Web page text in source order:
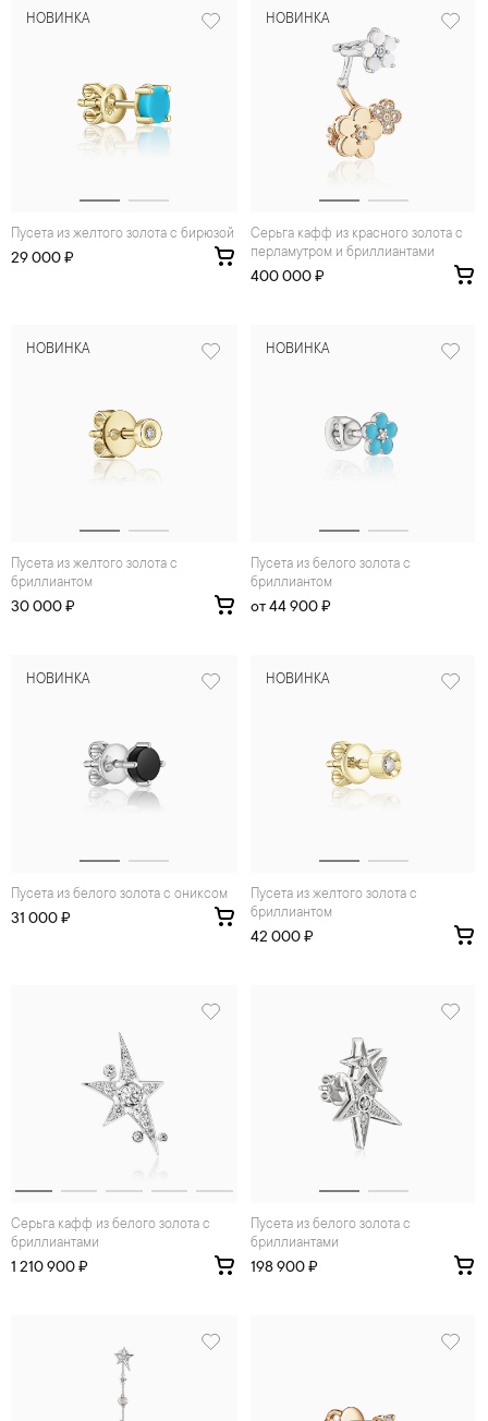
НОВИНКА
Пусета из желтого золота с бирюзой
29 000 ₽
НОВИНКА
Серьга кафф из красного золота с
перламутром и бриллиантами
400 000 ₽
НОВИНКА
Пусета из желтого золота с
бриллиантом
30 000 ₽
НОВИНКА
Пусета из белого золота с
бриллиантом
от 44 900 ₽
НОВИНКА
Пусета из белого золота с ониксом
31 000 ₽
НОВИНКА
Пусета из желтого золота с
бриллиантом
42 000 ₽
Серьга кафф из белого золота с
бриллиантами
1 210 900 ₽
Пусета из белого золота с
бриллиантами
198 900 ₽